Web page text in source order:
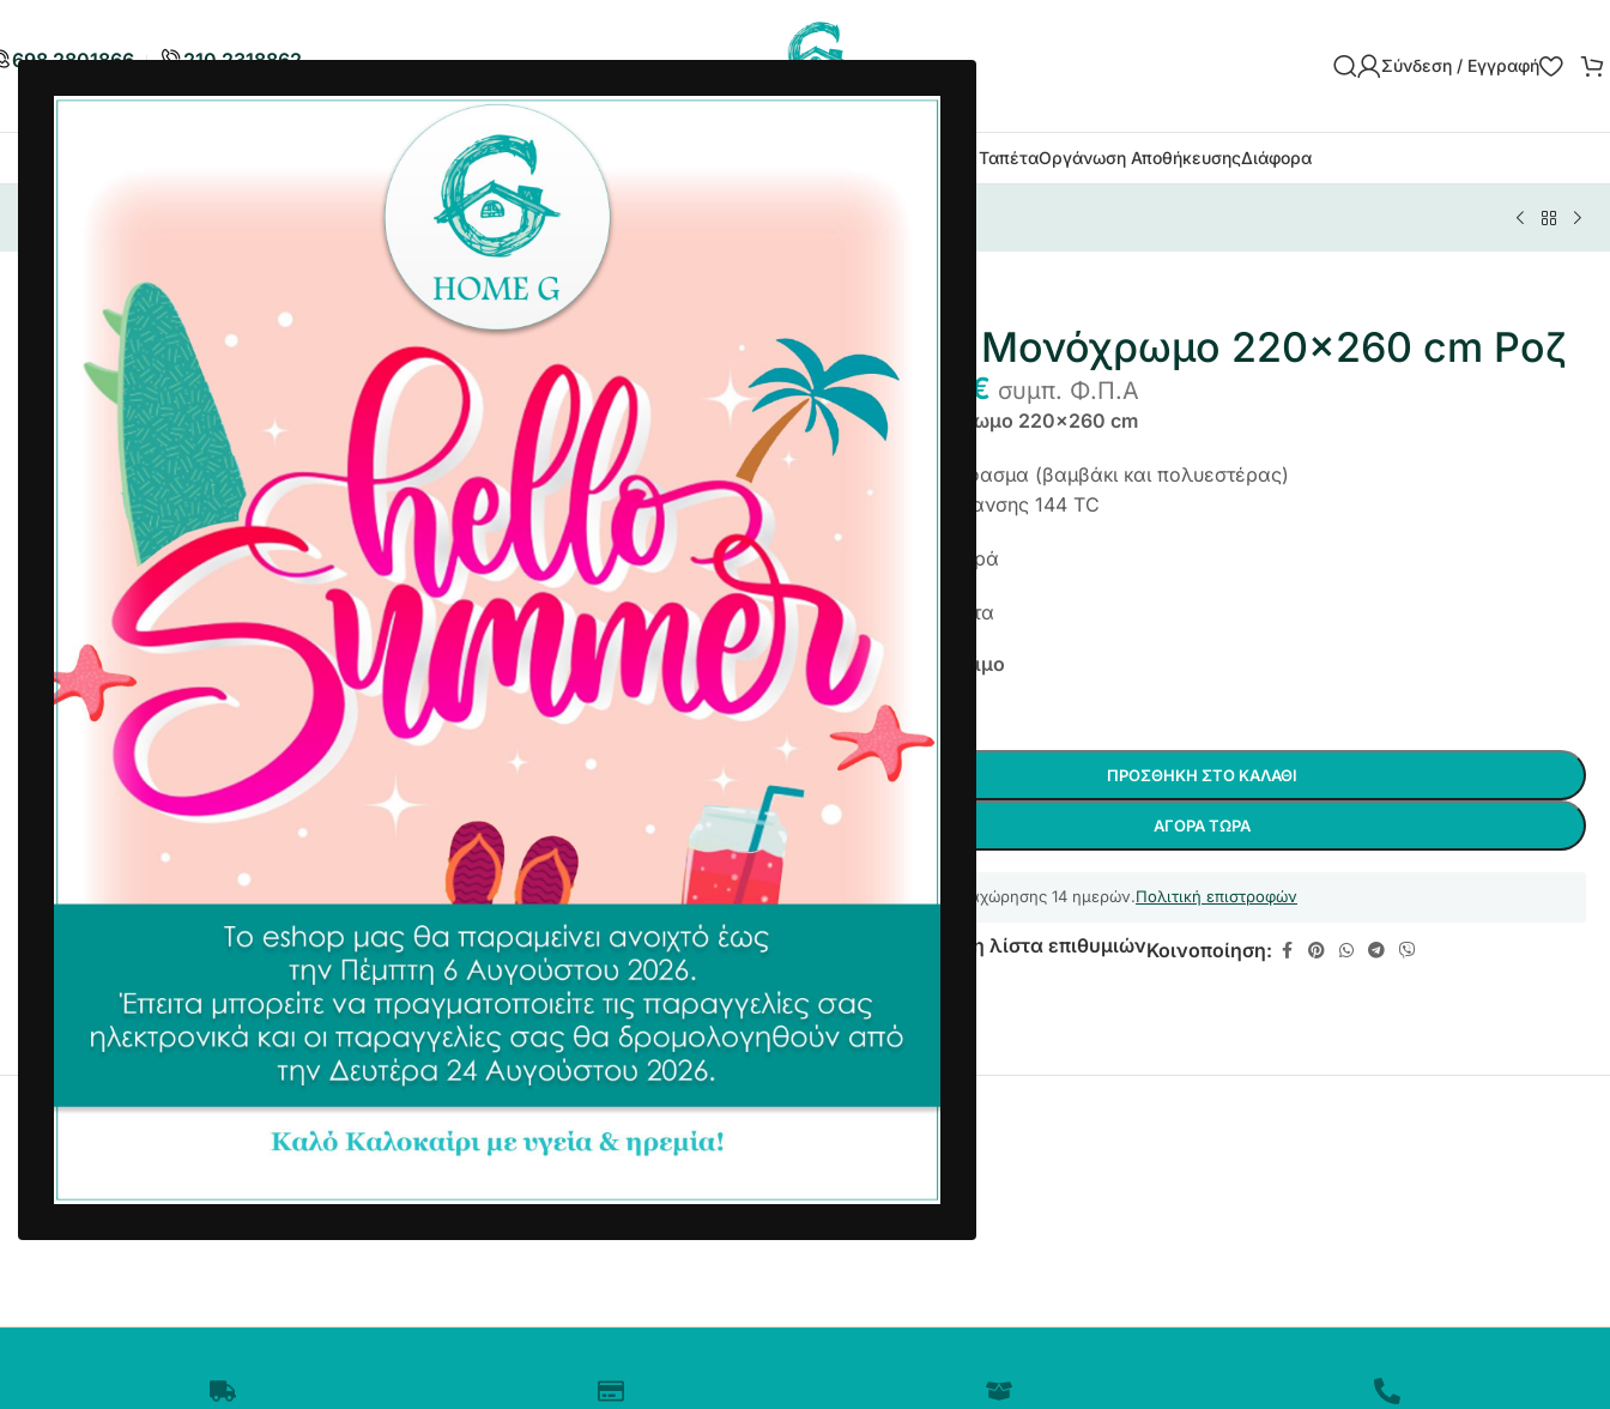
698 2801866 210 2318862 Σύνδεση / Εγγραφή
Είδη ΔιακόσμησηςΕίδη Κουζίνας Χαλιά – ΤαπέταΟργάνωση ΑποθήκευσηςΔιάφορα
Σεντόνι Μονόχρωμο 220×260 cm Ροζ
Σεντόνι Μονόχρωμο 220×260 cm Ροζ
14,92 € € συμπ. Φ.Π.Α
Σεντόνι Μονόχρωμο 220×260 cm
Από σύμμεικτο ύφασμα (βαμβάκι και πολυεστέρας)
με πυκνότητα ύφανσης 144 TC
Αντοχή στην φθορά
Καλή ελαστικότητα
Άμεσα διαθέσιμο
+
ΠΡΟΣΘΉΚΗ ΣΤΟ ΚΑΛΆΘΙ
ΑΓΟΡΆ ΤΏΡΑ
Δικαίωμα υπαναχώρησης 14 ημερών.Πολιτική επιστροφών
Προσθήκη στη λίστα επιθυμιώνΚοινοποίηση: